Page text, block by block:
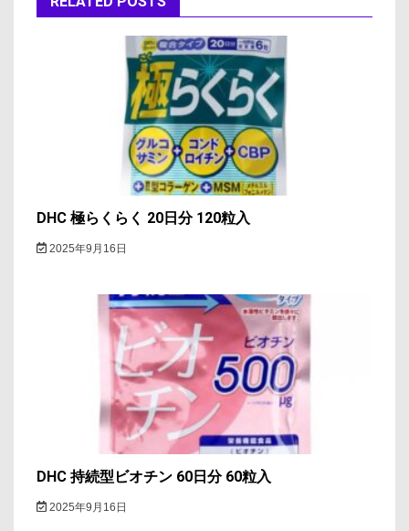
ゲ
DHC 極らくらく 20日分 120粒入
2025年9月16日
DHC 持続型ビオチン 60日分 60粒入
2025年9月16日